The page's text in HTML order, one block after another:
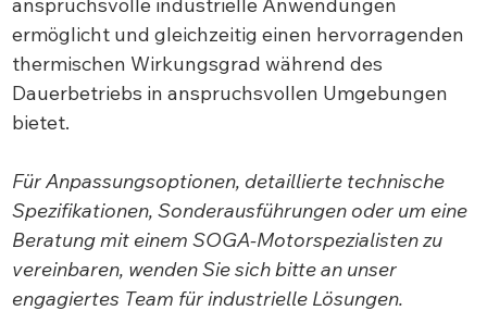
anspruchsvolle industrielle Anwendungen
ermöglicht und gleichzeitig einen hervorragenden
thermischen Wirkungsgrad während des
Dauerbetriebs in anspruchsvollen Umgebungen
bietet.
Für Anpassungsoptionen, detaillierte technische
Spezifikationen, Sonderausführungen oder um eine
Beratung mit einem SOGA-Motorspezialisten zu
vereinbaren, wenden Sie sich bitte an unser
engagiertes Team für industrielle Lösungen.